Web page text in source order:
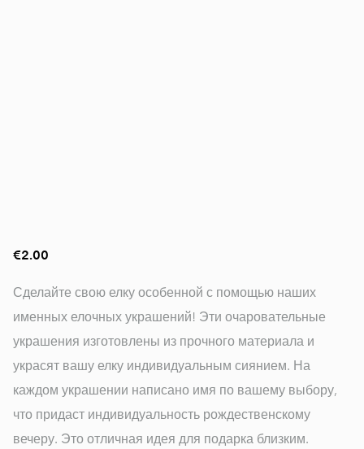
€2.00
Сделайте свою елку особенной с помощью наших
именных елочных украшений! Эти очаровательные
украшения изготовлены из прочного материала и
украсят вашу елку индивидуальным сиянием. На
каждом украшении написано имя по вашему выбору,
что придаст индивидуальность рождественскому
вечеру. Это отличная идея для подарка близким.